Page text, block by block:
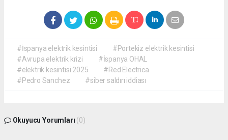
#İspanya elektrik kesintisi
#Portekiz elektrik kesintisi
#Avrupa elektrik krizi
#İspanya OHAL
#elektrik kesintisi 2025
#Red Electrica
#Pedro Sanchez
#siber saldırı iddiası
Okuyucu Yorumları (0)